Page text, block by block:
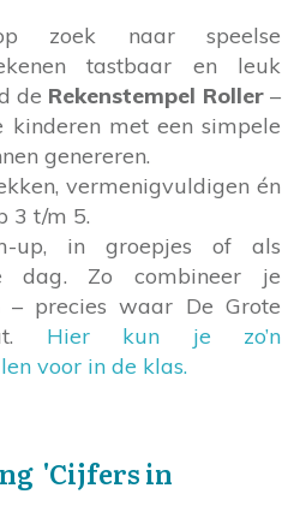
zoek naar speelse
tastbaar en leuk
de Rekenstempel Roller–
met een simpele
genereren.
vermenigvuldigen én
3 t/m 5.
up, in groepjes of als
dag. Zo combineer je
– precies waar De Grote
Hier kun je zo’n
voor in de klas.
'Cijfers in